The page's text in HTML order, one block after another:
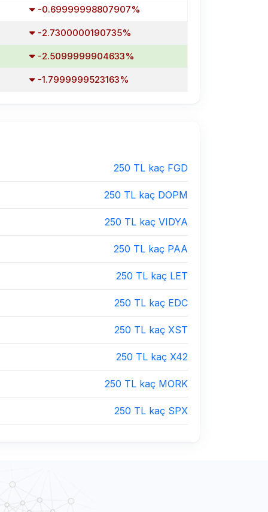
-0.69999998807907%
-2.7300000190735%
-2.5099999904633%
-1.7999999523163%
250 TL kaç FGD
250 TL kaç DOPM
250 TL kaç VIDYA
250 TL kaç PAA
250 TL kaç LET
250 TL kaç EDC
250 TL kaç XST
250 TL kaç X42
250 TL kaç MORK
250 TL kaç SPX